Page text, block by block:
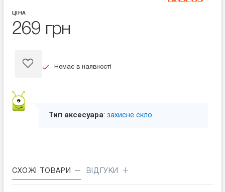
ЦІНА
269 грн
Немає в наявності
Тип аксесуара: захисне скло
СХОЖІ ТОВАРИ ВІДГУКИ